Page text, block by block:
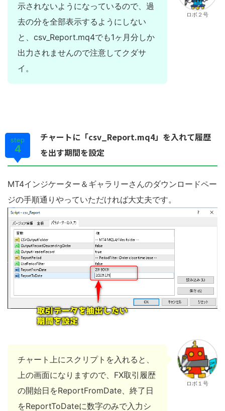
示されないようになっているので、過
去の分を全部表示するようにしない
と、csv_Report.mq4でも1ヶ月分しか
出力されませんので注意してクダサ
イ。
ロボ２号
step
4
チャートに「csv_Report.mq4」を入れて履歴
を出す期間を設定
MT4インジケーター＆ギャラリーさんのダウンロードペー
ジの手順通りやっていただければ大丈夫です。
チャート上にスクリプトを入れると、
上の画面になりますので、FX取引履歴
の開始日をReportFromDate、終了日
をReportToDateに数字のみで入力シ
ロボ１号